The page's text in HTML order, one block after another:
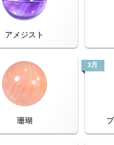
アメジスト
珊瑚
3月